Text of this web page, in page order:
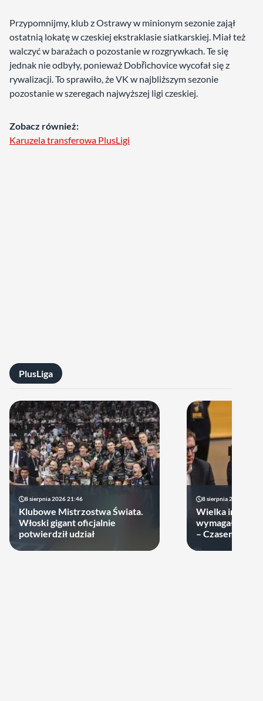
Przypomnijmy, klub z Ostrawy w minionym sezonie zajął
ostatnią lokatę w czeskiej ekstraklasie siatkarskiej. Miał też
walczyć w barażach o pozostanie w rozgrywkach. Te się
jednak nie odbyły, ponieważ Dobřichovice wycofał się z
rywalizacji. To sprawiło, że VK w najbliższym sezonie
pozostanie w szeregach najwyższej ligi czeskiej.
Zobacz również:
Karuzela transferowa PlusLigi
PlusLiga
8 sierpnia 2026 21:46
Klubowe Mistrzostwa Świata.
Włoski gigant oficjalnie
potwierdził udział
8 sierpnia 2026 19:22
Wielka impreza
wymagała
– Czasem